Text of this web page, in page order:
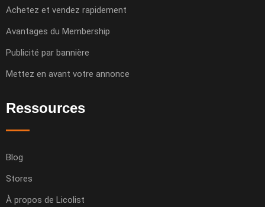
Achetez et vendez rapidement
Avantages du Membership
Publicité par bannière
Mettez en avant votre annonce
Ressources
Blog
Stores
À propos de Licolist